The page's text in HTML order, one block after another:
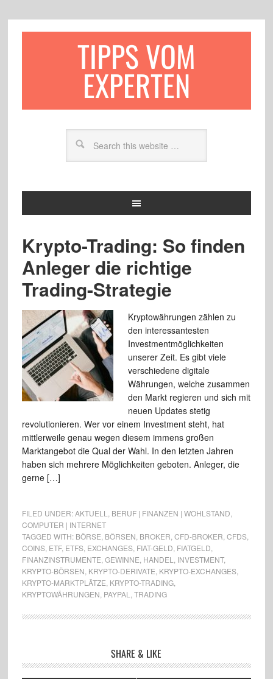
TIPPS VOM
EXPERTEN
Krypto-Trading: So finden
Anleger die richtige
Trading-Strategie
Kryptowährungen zählen zu
den interessantesten
Investmentmöglichkeiten
unserer Zeit. Es gibt viele
verschiedene digitale
Währungen, welche zusammen
den Markt regieren und sich mit
neuen Updates stetig
revolutionieren. Wer vor einem Investment steht, hat
mittlerweile genau wegen diesem immens großen
Marktangebot die Qual der Wahl. In den letzten Jahren
haben sich mehrere Möglichkeiten geboten. Anleger, die
gerne […]
FILED UNDER:AKTUELL BERUF | FINANZEN | WOHLSTAND
COMPUTER | INTERNET
TAGGED WITH: BÖRSE BÖRSEN BROKER CFD-BROKER CFDS,
COINS, ETF, ETFS, EXCHANGES, FIAT-GELD FIATGELD
FINANZINSTRUMENTE GEWINNE HANDEL INVESTMENT,
KRYPTO-BÖRSEN KRYPTO-DERIVATE KRYPTO-EXCHANGES,
KRYPTO-MARKTPLÄTZE KRYPTO-TRADING,
KRYPTOWÄHRUNGEN PAYPAL TRADING
SHARE & LIKE